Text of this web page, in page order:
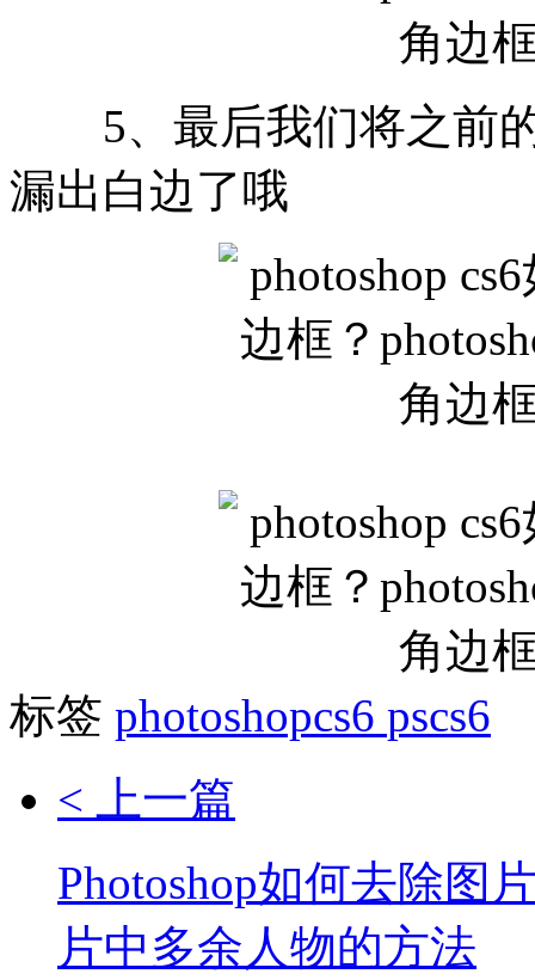
5、最后我们将之前的
漏出白边了哦
标签 photoshopcs6 pscs6
< 上一篇
Photoshop如何去除图
片中多余人物的方法